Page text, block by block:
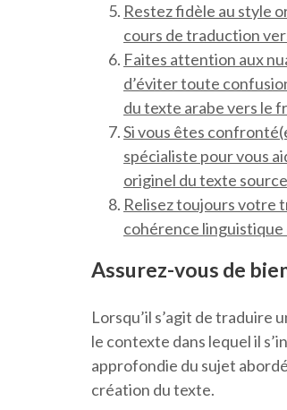
Restez fidèle au style
cours de traduction
Faites attention aux
d’éviter toute
du texte arabe vers le
Si vous êtes
spécialiste pour vous
originel du texte
Relisez toujours votre
cohérence linguistique
Assurez-vous de
Lorsqu’il s’agit de traduire
le contexte dans lequel il
approfondie du sujet
création du texte.